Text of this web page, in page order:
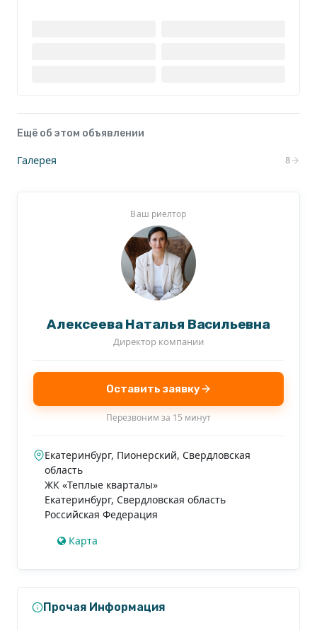
Ещё об этом объявлении
Галерея 8
Ваш риелтор
Алексеева Наталья Васильевна
Директор компании
Оставить заявку
Перезвоним за 15 минут
Екатеринбург, Пионерский, Свердловская
область
ЖК «Теплые кварталы»
Екатеринбург, Свердловская область
Российская Федерация
Карта
Прочая Информация